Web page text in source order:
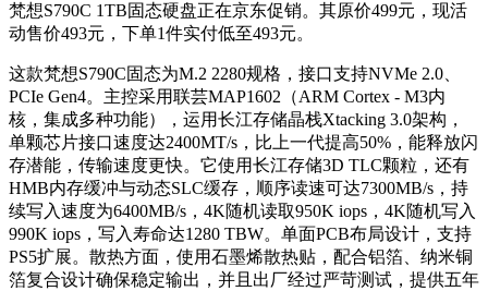
梵想S790C 1TB固态硬盘正在京东促销。其原价499元，现活
动售价493元，下单1件实付低至493元。
这款梵想S790C固态为M.2 2280规格，接口支持NVMe 2.0、
PCIe Gen4。主控采用联芸MAP1602（ARM Cortex - M3内
核，集成多种功能），运用长江存储晶栈Xtacking 3.0架构，
单颗芯片接口速度达2400MT/s，比上一代提高50%，能释放闪
存潜能，传输速度更快。它使用长江存储3D TLC颗粒，还有
HMB内存缓冲与动态SLC缓存，顺序读速可达7300MB/s，持
续写入速度为6400MB/s，4K随机读取950K iops，4K随机写入
990K iops，写入寿命达1280 TBW。单面PCB布局设计，支持
PS5扩展。散热方面，使用石墨烯散热贴，配合铝箔、纳米铜
箔复合设计确保稳定输出，并且出厂经过严苛测试，提供五年